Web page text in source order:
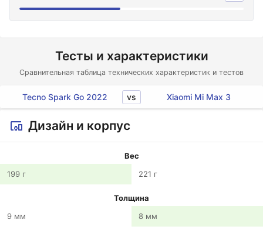
Тесты и характеристики
Сравнительная таблица технических характеристик и тестов
Tecno Spark Go 2022 vs Xiaomi Mi Max 3
Дизайн и корпус
Вес
199 г
221 г
Толщина
9 мм
8 мм